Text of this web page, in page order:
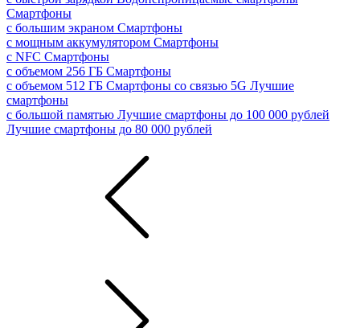
Смартфоны
с большим экраном Смартфоны
с мощным аккумулятором Смартфоны
с NFC Смартфоны
с объемом 256 ГБ Смартфоны
с объемом 512 ГБ Смартфоны со связью 5G Лучшие
смартфоны
с большой памятью Лучшие смартфоны до 100 000 рублей
Лучшие смартфоны до 80 000 рублей